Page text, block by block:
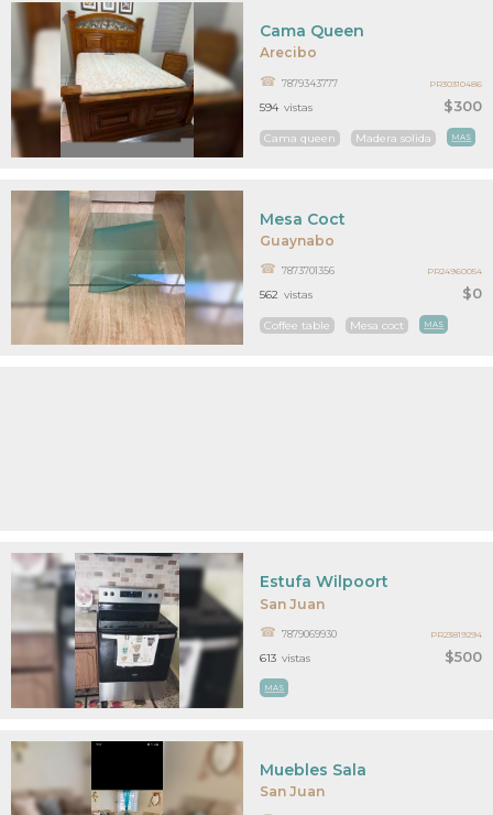
Arecibo
$300
Cama Queen
7879343777
Cama queen Madera solida MAS
594 vistas
PR30310486
Guaynabo
$0
Mesa Coct
7873701356
Coffee table Mesa coct MAS
562 vistas
PR24960054
San Juan
$500
Estufa Wilpoort
7879069930
MAS
613 vistas
PR23819294
San Juan
Muebles Sala